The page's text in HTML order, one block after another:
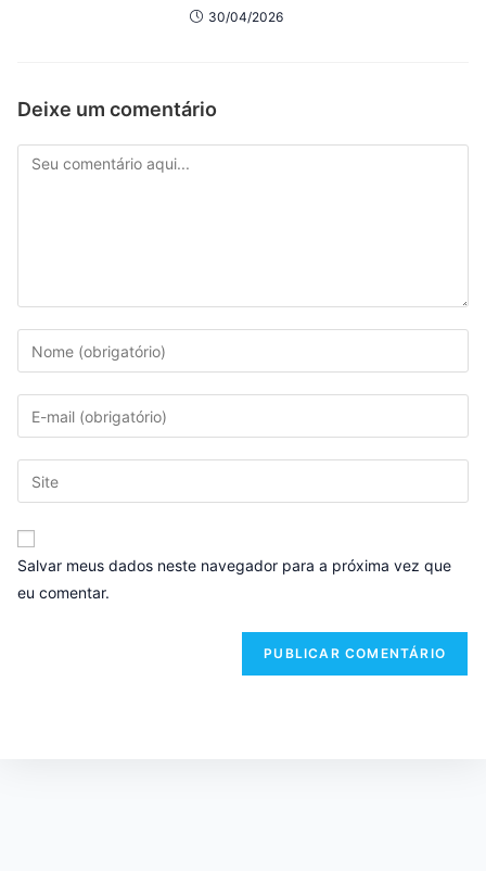
30/04/2026
Deixe um comentário
Salvar meus dados neste navegador para a próxima vez que
eu comentar.